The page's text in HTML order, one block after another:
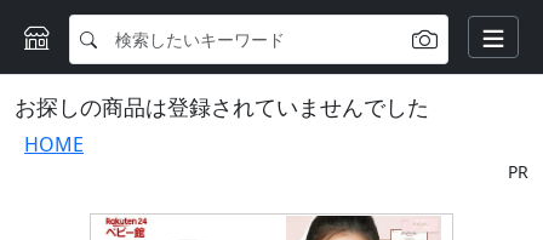
お探しの商品は登録されていませんでした
HOME
PR